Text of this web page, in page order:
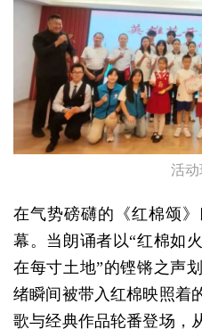
活动
在气势磅礴的《红棉颂
幕。当朗诵者以“红棉如
在每寸土地”的铿锵之声
绪瞬间被带入红棉映照着
歌与经典作品轮番登场，